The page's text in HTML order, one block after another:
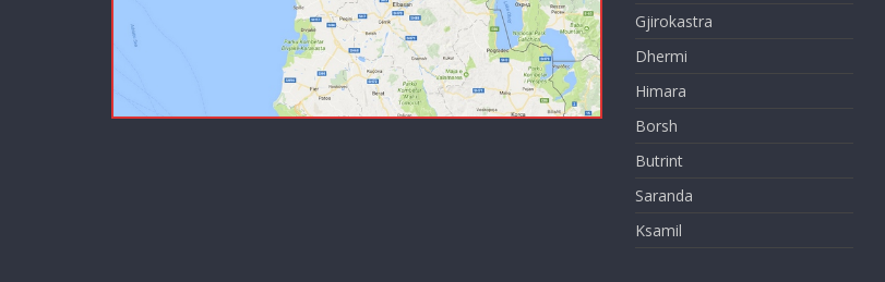
Gjirokastra
Dhermi
Himara
Borsh
Butrint
Saranda
Ksamil